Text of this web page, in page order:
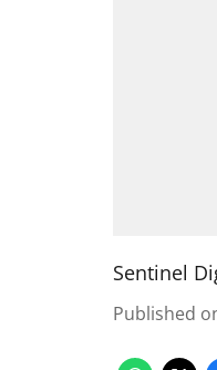
Sentinel
Published